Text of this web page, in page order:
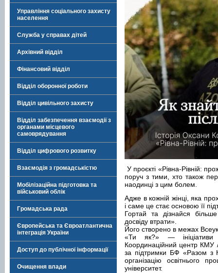
Управління соціального захисту
населення
Служба у справах дітей
Архівний відділ
Фінансовий відділ
Відділ оборонної роботи
Відділ цивільного захисту
Відділ забезпечення взаємодії з
органами місцевого
самоврядування
Відділ цифрового розвитку
Взаємодія з громадськістю
Мобілізаційна підготовка та
військовий облік
Громадська рада
Європейська та Євроатлантична
інтеграція України
Доступ до публічної інформації
Очищення влади
У проєкті «Рівна-Рівній:
поруч з тими, хто також
наодинці з цим болем.
Адже в кожній жінці, яка
і саме це стає основою її
Гортай та дізнайся
досвіду втрати».
Його створено в межах
«Ти як?» —
Координаційний центр КМУ
за підтримки БФ «Разом з
організацію освітнього
університет.